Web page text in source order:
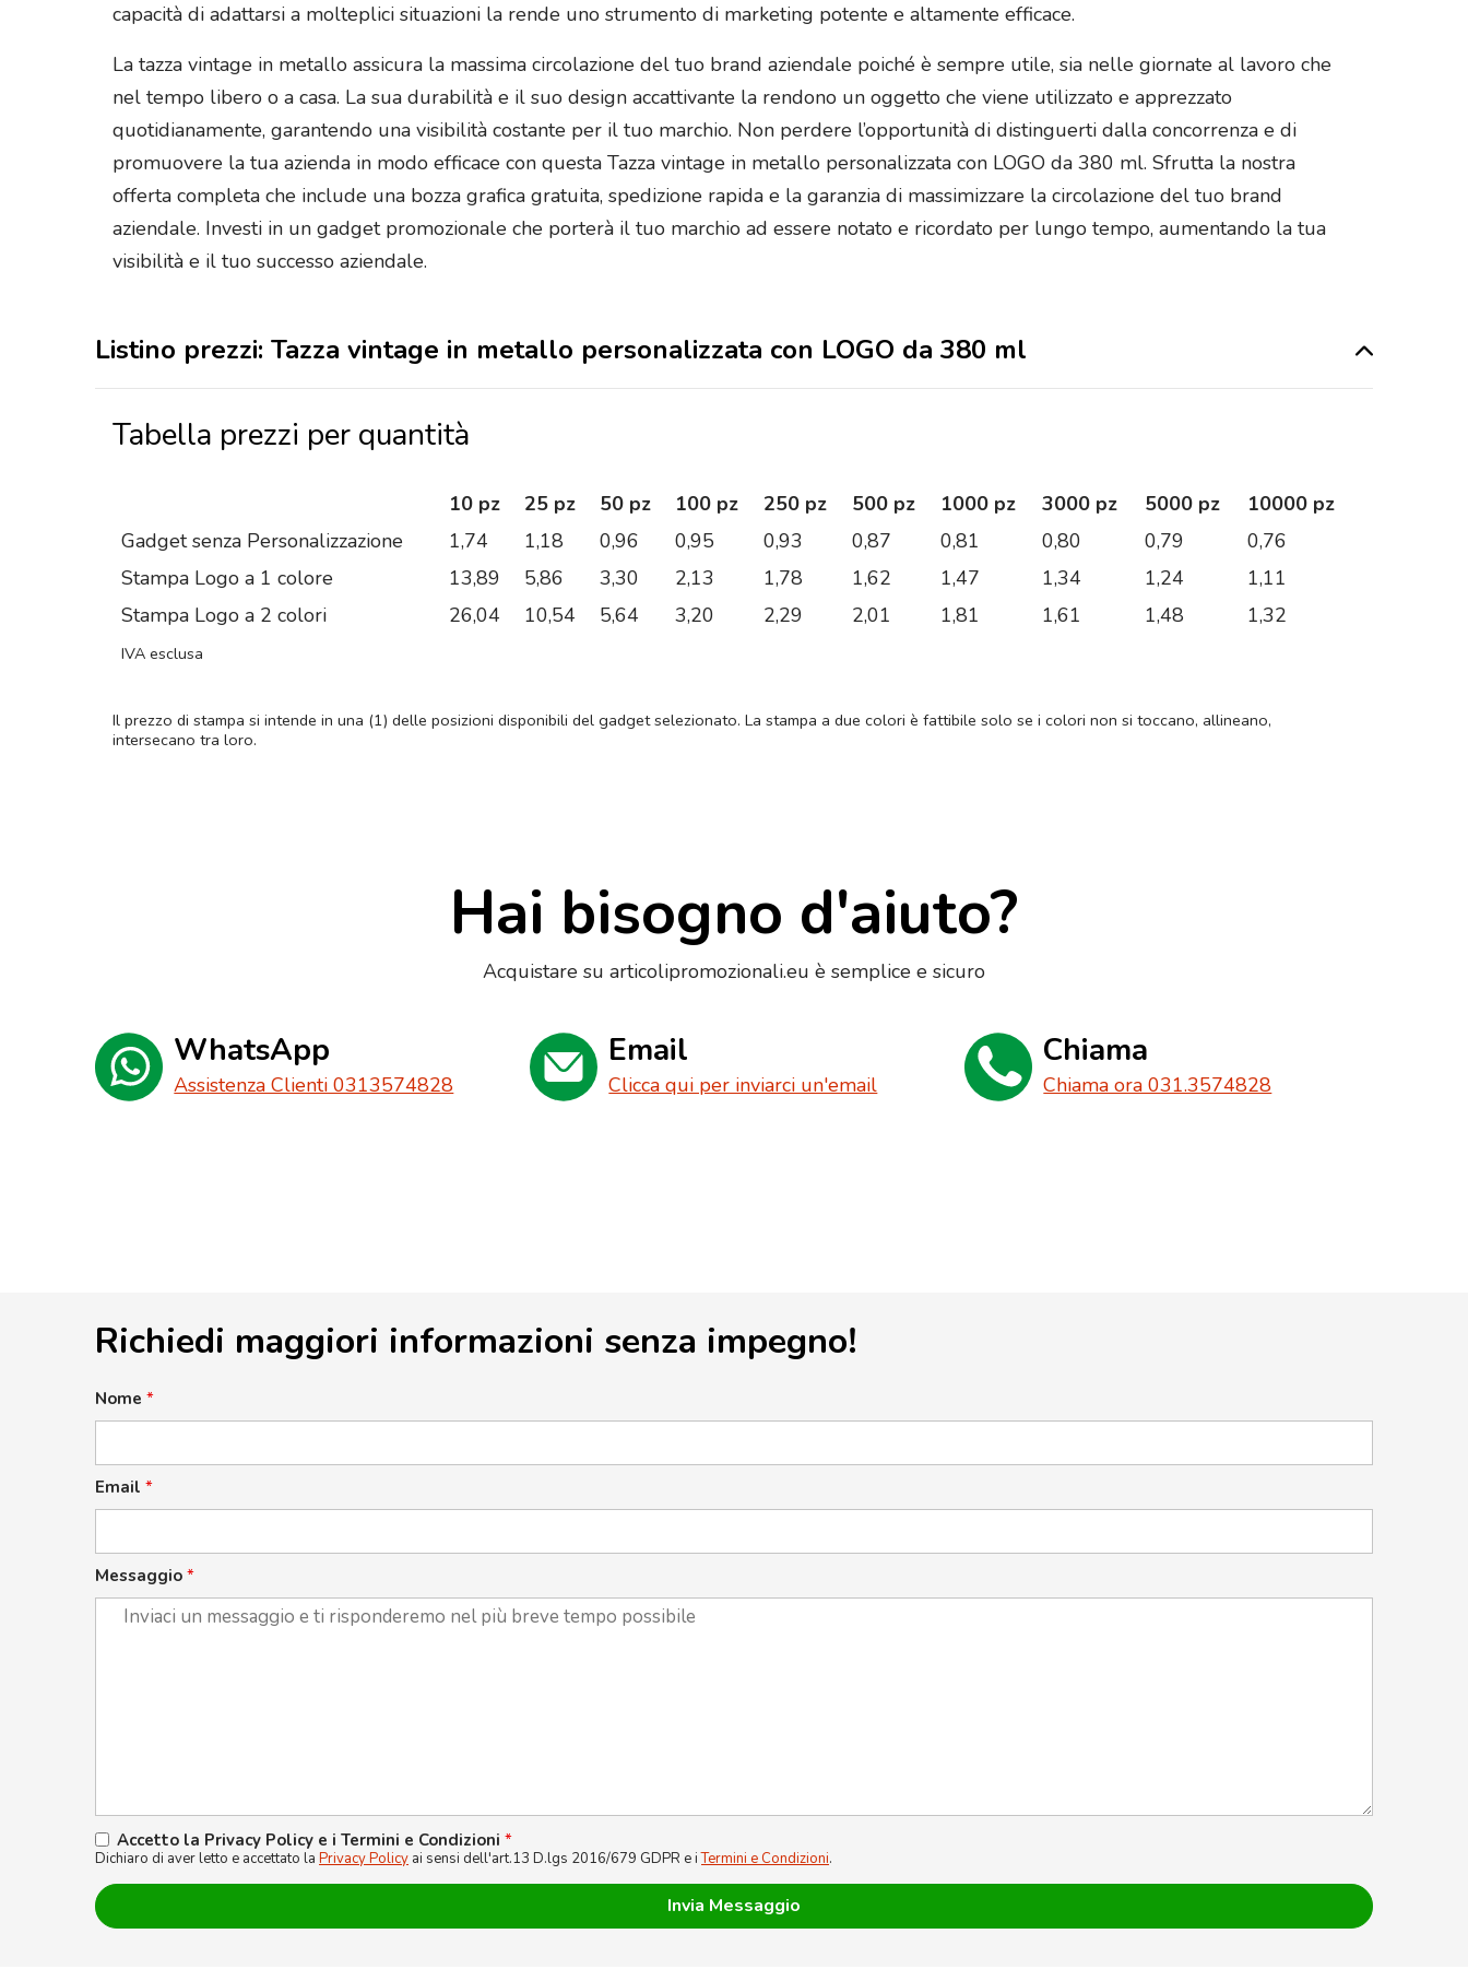
capacità di adattarsi a molteplici situazioni la rende uno strumento di marketing potente e altamente efficace.
La tazza vintage in metallo assicura la massima circolazione del tuo brand aziendale poiché è sempre utile, sia nelle giornate al lavoro che
nel tempo libero o a casa. La sua durabilità e il suo design accattivante la rendono un oggetto che viene utilizzato e apprezzato
quotidianamente, garantendo una visibilità costante per il tuo marchio. Non perdere l’opportunità di distinguerti dalla concorrenza e di
promuovere la tua azienda in modo efficace con questa Tazza vintage in metallo personalizzata con LOGO da 380 ml. Sfrutta la nostra
offerta completa che include una bozza grafica gratuita, spedizione rapida e la garanzia di massimizzare la circolazione del tuo brand
aziendale. Investi in un gadget promozionale che porterà il tuo marchio ad essere notato e ricordato per lungo tempo, aumentando la tua
visibilità e il tuo successo aziendale.
Listino prezzi: Tazza vintage in metallo personalizzata con LOGO da 380 ml
Tabella prezzi per quantità
10 pz 25 pz 50 pz 100 pz 250 pz 500 pz 1000 pz 3000 pz 5000 pz
10000 pz
Gadget senza Personalizzazione
1,74 1,18 0,96 0,95 0,93 0,87 0,81 0,80 0,79
0,76
Stampa Logo a 1 colore
13,89 5,86 3,30 2,13 1,78 1,62 1,47 1,34 1,24
1,11
Stampa Logo a 2 colori
26,04 10,54 5,64 3,20 2,29 2,01 1,81 1,61 1,48 1,32
IVA esclusa
Il prezzo di stampa si intende in una (1) delle posizioni disponibili del gadget selezionato. La stampa a due colori è fattibile solo se i colori non si toccano, allineano,
intersecano tra loro.
Hai bisogno d'aiuto?
Acquistare su articolipromozionali.eu è semplice e sicuro
WhatsApp
Assistenza Clienti 0313574828
Email
Clicca qui per inviarci un'email
Chiama
Chiama ora 031.3574828
Richiedi maggiori informazioni senza impegno!
Nome *
Email *
Messaggio *
Accetto la Privacy Policy e i Termini e Condizioni *
Dichiaro di aver letto e accettato la Privacy Policy ai sensi dell'art.13 D.lgs 2016/679 GDPR e iTermini e Condizioni.